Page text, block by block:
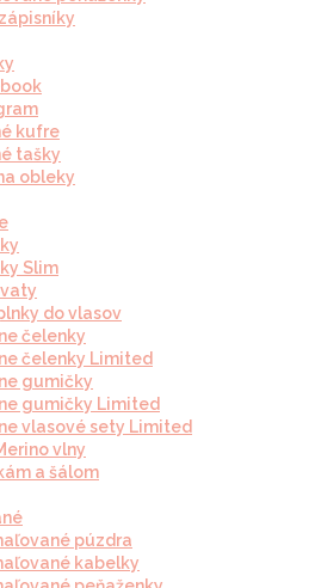
kufre
tašky
obleky
Slim
do vlasov
čelenky
čelenky Limited
gumičky
gumičky Limited
vlasové sety Limited
vlny
a šálom
púzdra
kabelky